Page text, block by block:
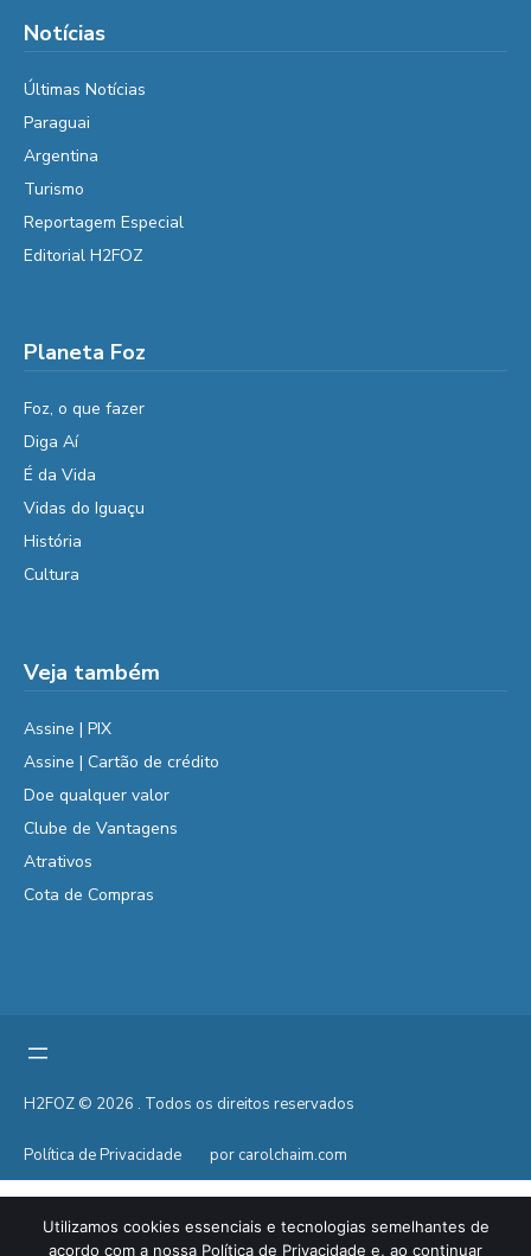
Notícias
Últimas Notícias
Paraguai
Argentina
Turismo
Reportagem Especial
Editorial H2FOZ
Planeta Foz
Foz, o que fazer
Diga Aí
É da Vida
Vidas do Iguaçu
História
Cultura
Veja também
Assine | PIX
Assine | Cartão de crédito
Doe qualquer valor
Clube de Vantagens
Atrativos
Cota de Compras
H2FOZ © 2026 . Todos os direitos reservados
Política de Privacidade por carolchaim.com
Utilizamos cookies essenciais e tecnologias semelhantes de
acordo com a nossa Política de Privacidade e, ao continuar